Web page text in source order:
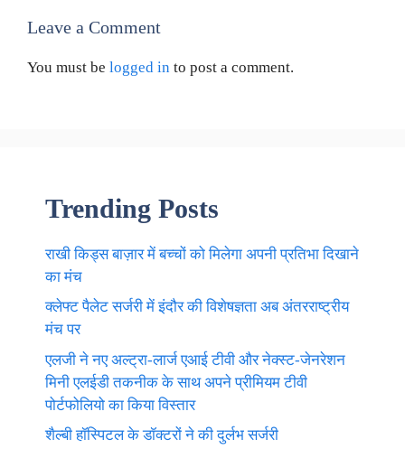
Leave a Comment
You must be logged in to post a comment.
Trending Posts
राखी किड्स बाज़ार में बच्चों को मिलेगा अपनी प्रतिभा दिखाने
का मंच
क्लेफ्ट पैलेट सर्जरी में इंदौर की विशेषज्ञता अब अंतरराष्ट्रीय
मंच पर
एलजी ने नए अल्ट्रा-लार्ज एआई टीवी और नेक्स्ट-जेनरेशन
मिनी एलईडी तकनीक के साथ अपने प्रीमियम टीवी
पोर्टफोलियो का किया विस्तार
शैल्बी हॉस्पिटल के डॉक्टरों ने की दुर्लभ सर्जरी